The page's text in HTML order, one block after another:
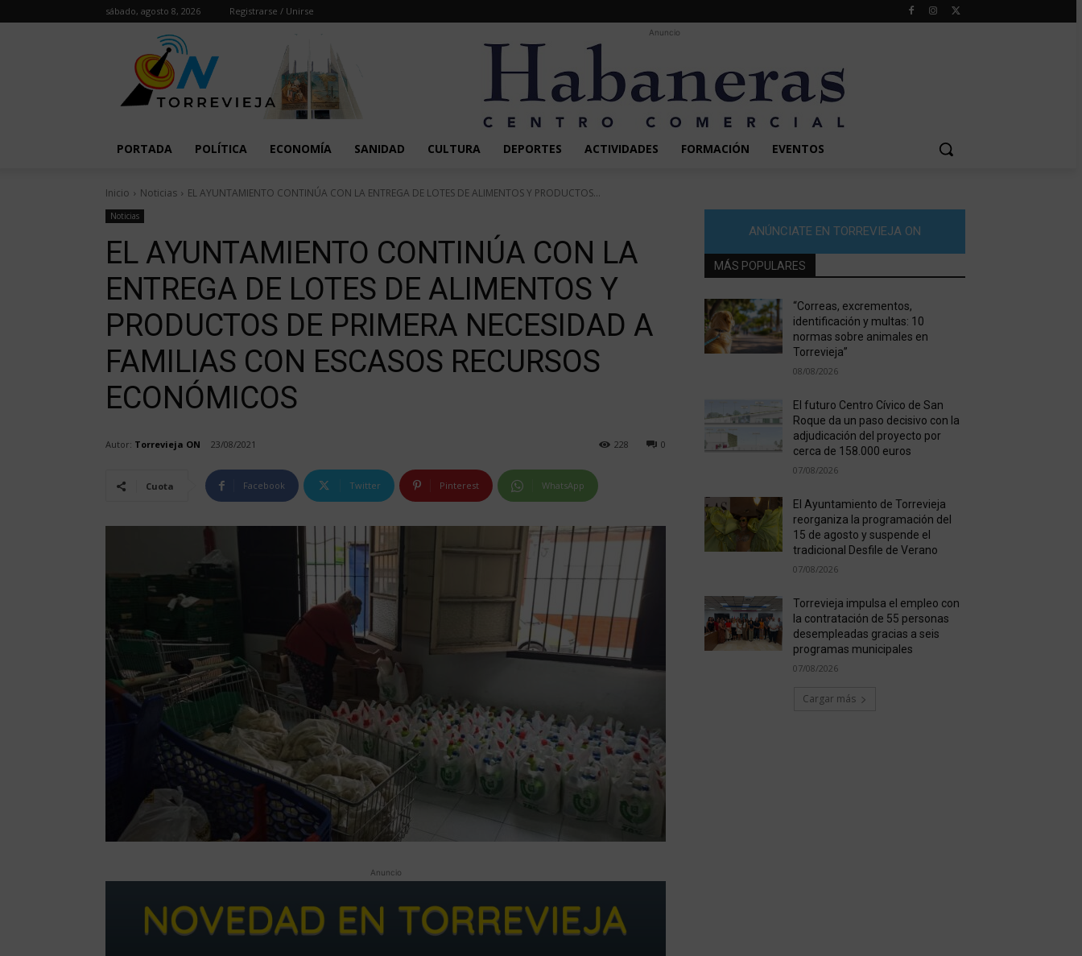
sábado, agosto 8, 2026 Registrarse / Unirse
Anuncio
PORTADA POLÍTICA ECONOMÍA SANIDAD CULTURA DEPORTES ACTIVIDADES FORMACIÓN EVENTOS
Inicio Noticias EL AYUNTAMIENTO CONTINÚA CON LA ENTREGA DE LOTES DE ALIMENTOS Y PRODUCTOS...
Noticias
EL AYUNTAMIENTO CONTINÚA CON LA
ENTREGA DE LOTES DE ALIMENTOS Y
PRODUCTOS DE PRIMERA NECESIDAD A
FAMILIAS CON ESCASOS RECURSOS
ECONÓMICOS
Autor: Torrevieja ON 23/08/2021 0
228
Cuota Facebook Twitter Pinterest WhatsApp
Anuncio
ANÚNCIATE EN TORREVIEJA ON
MÁS POPULARES
“Correas, excrementos,
identificación y multas: 10
normas sobre animales en
Torrevieja”
08/08/2026
El futuro Centro Cívico de San
Roque da un paso decisivo con la
adjudicación del proyecto por
cerca de 158.000 euros
07/08/2026
El Ayuntamiento de Torrevieja
reorganiza la programación del
15 de agosto y suspende el
tradicional Desfile de Verano
07/08/2026
Torrevieja impulsa el empleo con
la contratación de 55 personas
desempleadas gracias a seis
programas municipales
07/08/2026
Cargar más